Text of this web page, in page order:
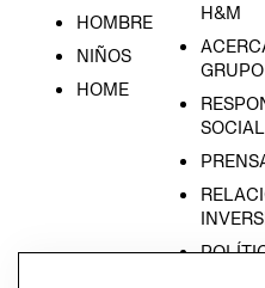
HOMBRE
NIÑOS
HOME
H&M
SOCIAL